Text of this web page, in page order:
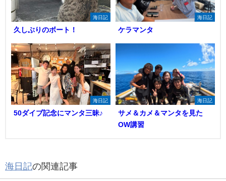
海日記
久しぶりのボート！
海日記
ケラマンタ
海日記
50ダイブ記念にマンタ三昧♪
海日記
サメ＆カメ＆マンタを見た
OW講習
海日記の関連記事